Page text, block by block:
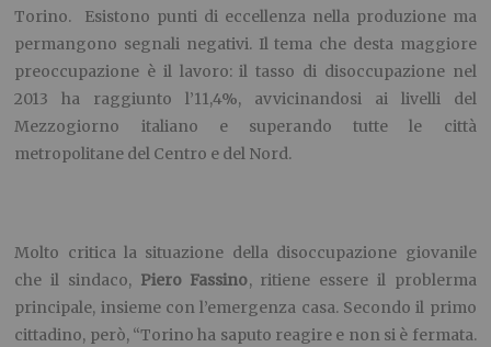
Torino. Esistono punti di eccellenza nella produzione ma
permangono segnali negativi. Il tema che desta maggiore
preoccupazione è il lavoro: il tasso di disoccupazione nel
2013 ha raggiunto l’11,4%, avvicinandosi ai livelli del
Mezzogiorno italiano e superando tutte le città
metropolitane del Centro e del Nord.
Molto critica la situazione della disoccupazione giovanile
che il sindaco, Piero Fassino, ritiene essere il problerma
principale, insieme con l’emergenza casa. Secondo il primo
cittadino, però, “Torino ha saputo reagire e non si è fermata.